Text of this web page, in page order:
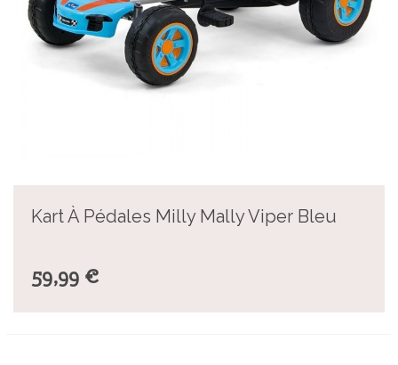
Kart À Pédales Milly Mally Viper Bleu
59,99 €